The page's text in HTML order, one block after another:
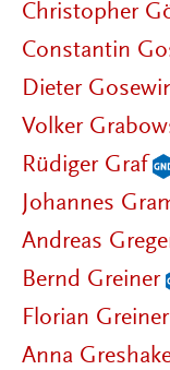
Christopher
Constantin
Dieter
Volker
Rüdiger Graf
Johannes
Andreas
Bernd Greiner
Florian Greiner
Anna